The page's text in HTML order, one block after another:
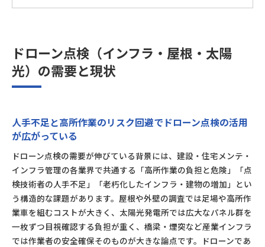
赤外線建物診断・電気系の知識など、分野別の追
加スキル
東京でスカイブレックスを選ぶメリット
技能師、実飛行1,000時間超
少人数2名体制・日程柔軟、横浜/川口/吉見/八王
子の複数練習会場
費用・助成金・取得後の活用
受講料金と修了審査込みの内訳（追加費用なし）
人材開発支援助成金と教育訓練給付制度、内製化
サポート
まとめ
ドローン点検（インフラ・屋根・太陽
光）の需要と現状
人手不足と高所作業のリスク回避でドローン点検の活用
が広がっている
ドローン点検の需要が伸びている背景には、建設・住宅メンテ・
インフラ管理の各業界で共通する「高所作業の負担と危険」「点
検技術者の人手不足」「老朽化したインフラ・建物の増加」とい
う構造的な課題があります。屋根や外壁の調査では足場や高所作
業車を組むコストが大きく、太陽光発電所では広大なパネル群を
一枚ずつ目視確認する負担が重く、橋梁・煙突など産業インフラ
では作業者の安全確保そのものが大きな論点です。ドローンであ